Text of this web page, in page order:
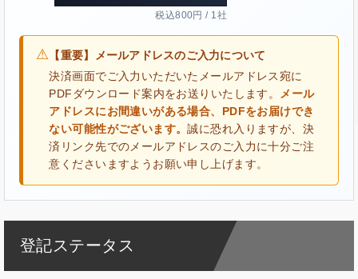
税込800円 / 1社
⚠ 【重要】メールアドレスのご入力について
決済画面でご入力いただいたメールアドレス宛に
PDFダウンロード案内をお送りいたします。
メール
アドレスにお間違いがある場合、PDFをお届けでき
ない可能性がございます。誠に恐れ入りますが、決
済リンク先でのメールアドレスのご入力に十分ご注
意くださいますようお願い申し上げます。
登記ステータス